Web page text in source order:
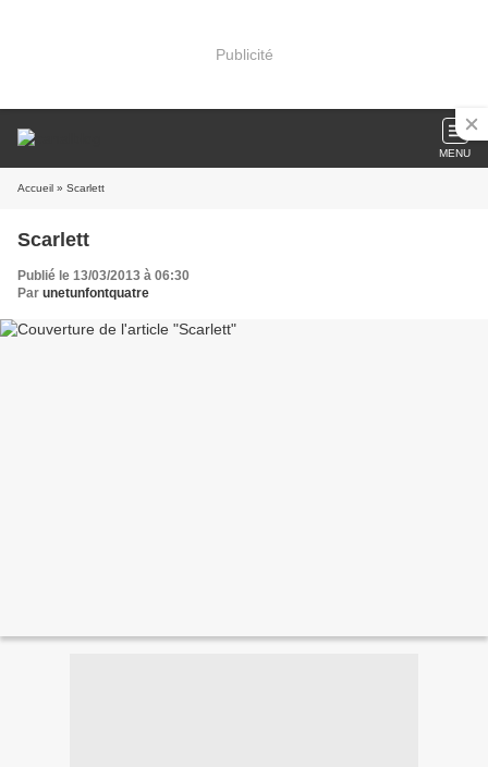
Publicité
MENU
Accueil » Scarlett
Scarlett
Publié le 13/03/2013 à 06:30
Par unetunfontquatre